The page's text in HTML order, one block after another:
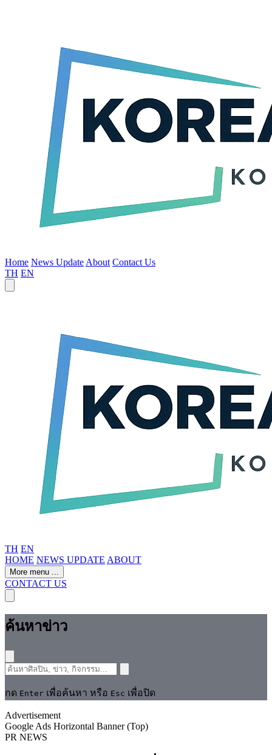
Home News Update About Contact Us
TH EN
TH EN
HOME NEWS UPDATE ABOUT
More menu ...
CONTACT US
ค้นหาข่าว
กด Enter เพื่อค้นหา หรือ Esc เพื่อปิด
Advertisement
Google Ads Horizontal Banner (Top)
PR NEWS